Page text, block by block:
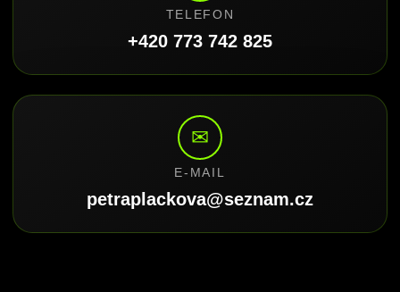
TELEFON
+420 773 742 825
✉
E-MAIL
petraplackova@seznam.cz